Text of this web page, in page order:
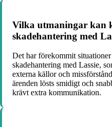
Vilka utmaningar kan
skadehantering med
Det har förekommit
skadehantering med Lassie,
externa källor och
ärenden lösts smidigt och
krävt extra kommunikation.